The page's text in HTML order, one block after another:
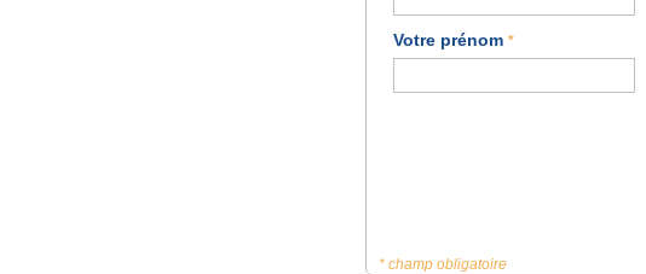
Votre prénom *
* champ obligatoire